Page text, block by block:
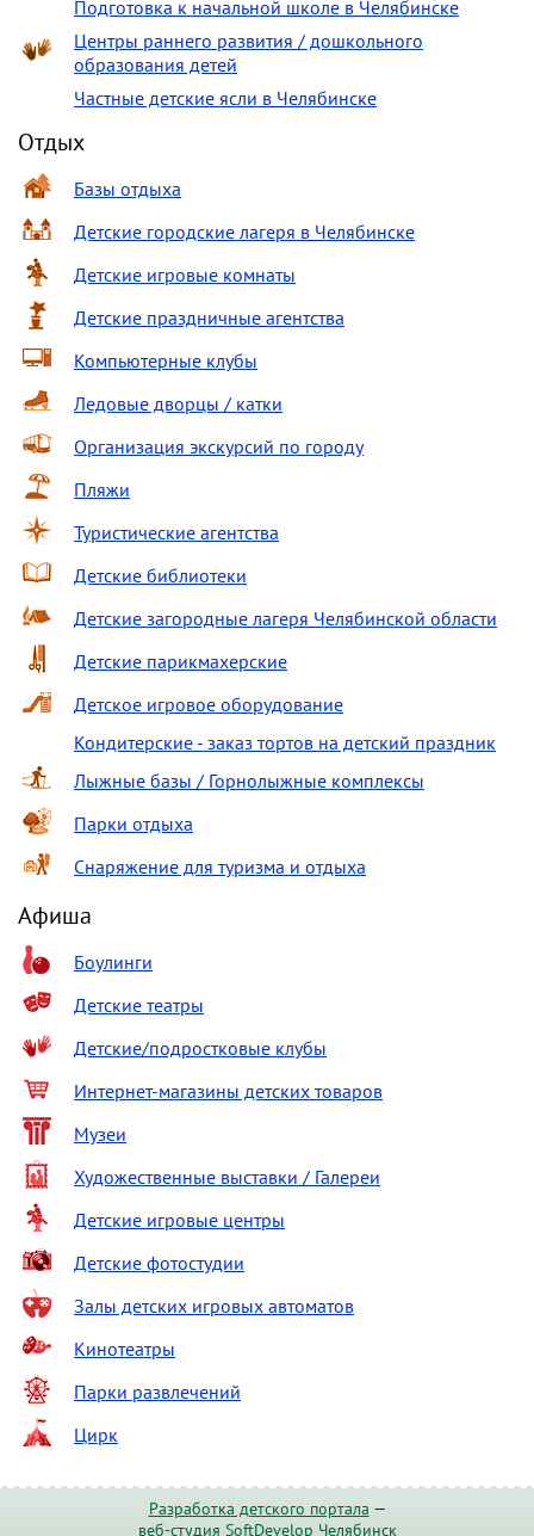
Подготовка к начальной школе в Челябинске
Центры раннего развития / дошкольного
образования детей
Частные детские ясли в Челябинске
Отдых
Базы отдыха
Детские городские лагеря в Челябинске
Детские игровые комнаты
Детские праздничные агентства
Компьютерные клубы
Ледовые дворцы / катки
Организация экскурсий по городу
Пляжи
Туристические агентства
Детские библиотеки
Детские загородные лагеря Челябинской области
Детские парикмахерские
Детское игровое оборудование
Кондитерские - заказ тортов на детский праздник
Лыжные базы / Горнолыжные комплексы
Парки отдыха
Снаряжение для туризма и отдыха
Афиша
Боулинги
Детские театры
Детские/подростковые клубы
Интернет-магазины детских товаров
Музеи
Художественные выставки / Галереи
Детские игровые центры
Детские фотостудии
Залы детских игровых автоматов
Кинотеатры
Парки развлечений
Цирк
Разработка детского портала —
веб-студия SoftDevelop Челябинск